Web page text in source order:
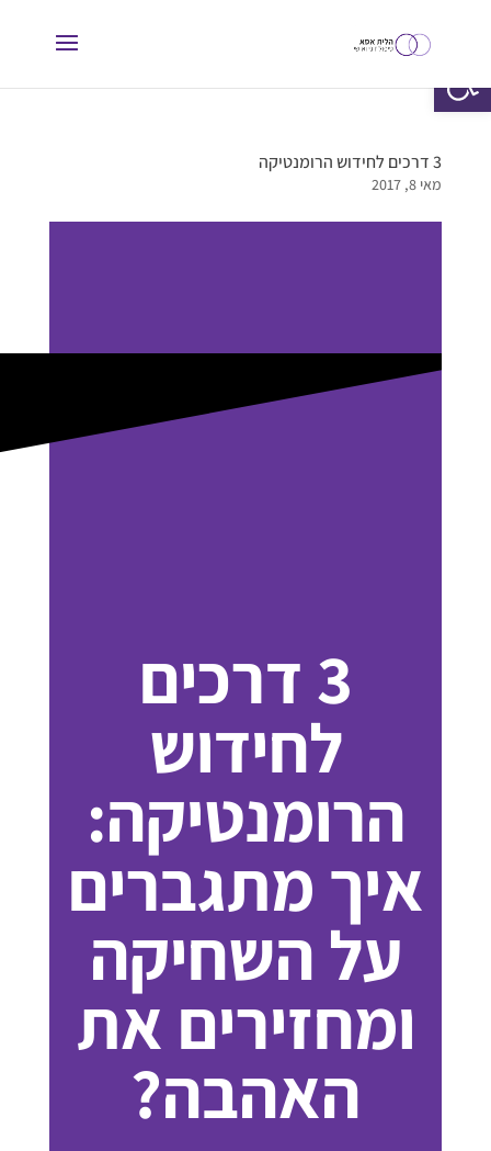
3 דרכים לחידוש הרומנטיקה
מאי 8, 2017
3 דרכים
לחידוש
הרומנטיקה:
איך מתגברים
על השחיקה
ומחזירים את
האהבה?
פתח סרגל נגישות